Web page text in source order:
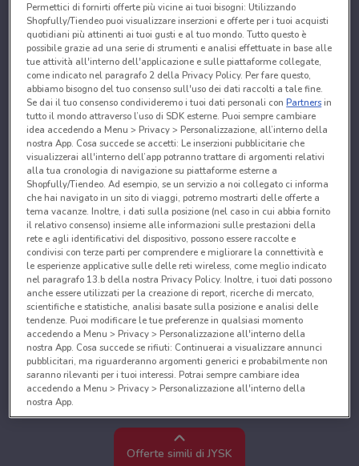
Offerte simili di JYSK
Permettici di fornirti offerte più vicine ai tuoi bisogni: Utilizzando
Shopfully/Tiendeo puoi visualizzare inserzioni e offerte per i tuoi acquisti
quotidiani più attinenti ai tuoi gusti e al tuo mondo. Tutto questo è
possibile grazie ad una serie di strumenti e analisi effettuate in base alle
tue attività all'interno dell'applicazione e sulle piattaforme collegate,
come indicato nel paragrafo 2 della Privacy Policy. Per fare questo,
abbiamo bisogno del tuo consenso sull'uso dei dati raccolti a tale fine.
Se dai il tuo consenso condivideremo i tuoi dati personali conPartnersin
tutto il mondo attraverso l’uso di SDK esterne. Puoi sempre cambiare
idea accedendo a Menu > Privacy > Personalizzazione, all’interno della
nostra App. Cosa succede se accetti: Le inserzioni pubblicitarie che
visualizzerai all'interno dell’app potranno trattare di argomenti relativi
alla tua cronologia di navigazione su piattaforme esterne a
Shopfully/Tiendeo. Ad esempio, se un servizio a noi collegato ci informa
che hai navigato in un sito di viaggi, potremo mostrarti delle offerte a
tema vacanze. Inoltre, i dati sulla posizione (nel caso in cui abbia fornito
il relativo consenso) insieme alle informazioni sulle prestazioni della
rete e agli identificativi del dispositivo, possono essere raccolte e
condivisi con terze parti per comprendere e migliorare la connettività e
le esperienze applicative sulle delle reti wireless, come meglio indicato
nel paragrafo 13.b della nostra Privacy Policy. Inoltre, i tuoi dati possono
anche essere utilizzati per la creazione di report, ricerche di mercato,
scientifiche e statistiche, analisi basate sulla posizione e analisi delle
tendenze. Puoi modificare le tue preferenze in qualsiasi momento
accedendo a Menu > Privacy > Personalizzazione all'interno della
nostra App. Cosa succede se rifiuti: Continuerai a visualizzare annunci
pubblicitari, ma riguarderanno argomenti generici e probabilmente non
saranno rilevanti per i tuoi interessi. Potrai sempre cambiare idea
accedendo a Menu > Privacy > Personalizzazione all'interno della
nostra App.
Noi e i nostri partner trattiamo i dati per fornire:
Utilizzare dati di geolocalizzazione precisi. Scansione attiva delle
caratteristiche del dispositivo ai fini dell’identificazione. Archiviare